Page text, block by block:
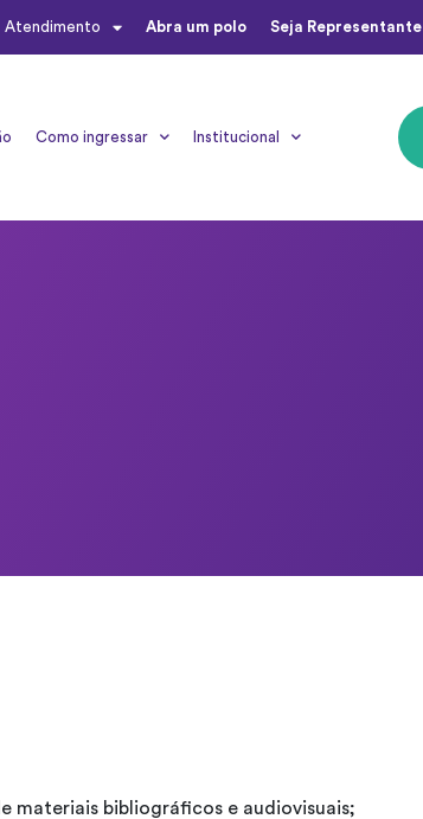
Atendimento Abra um polo Seja Representante
Como ingressar Institucional
materiais bibliográficos e audiovisuais;